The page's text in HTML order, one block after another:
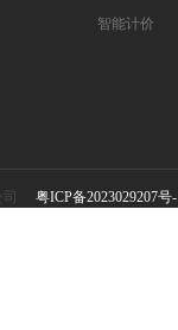
智能计价
司 粤ICP备2023029207号